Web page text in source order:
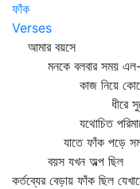
ফাঁক
Verses
আমার বয়সে
মনকে বলবার সময়
কাজ নিয়ে কোরো না
ধীরে সুস্থে
যথোচিত পরিমাণে
যাতে ফাঁক পড়ে
বয়স যখন অল্প ছিল
কর্তব্যের বেড়ায় ফাঁক ছিল